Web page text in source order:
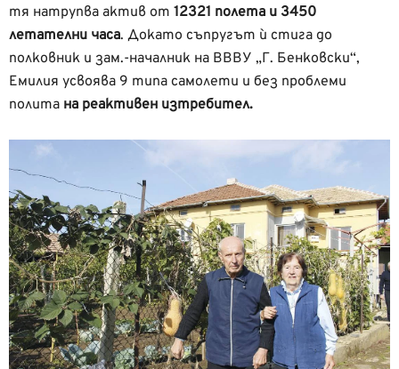
тя натрупва актив от 12321 полета и 3450
летателни часа. Докато съпругът ѝ стига до
полковник и зам.-началник на ВВВУ „Г. Бенковски“,
Емилия усвоява 9 типа самолети и без проблеми
полита на реактивен изтребител.